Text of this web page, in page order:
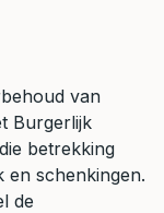
van
Burgerlijk
betrekking
schenkingen.
de